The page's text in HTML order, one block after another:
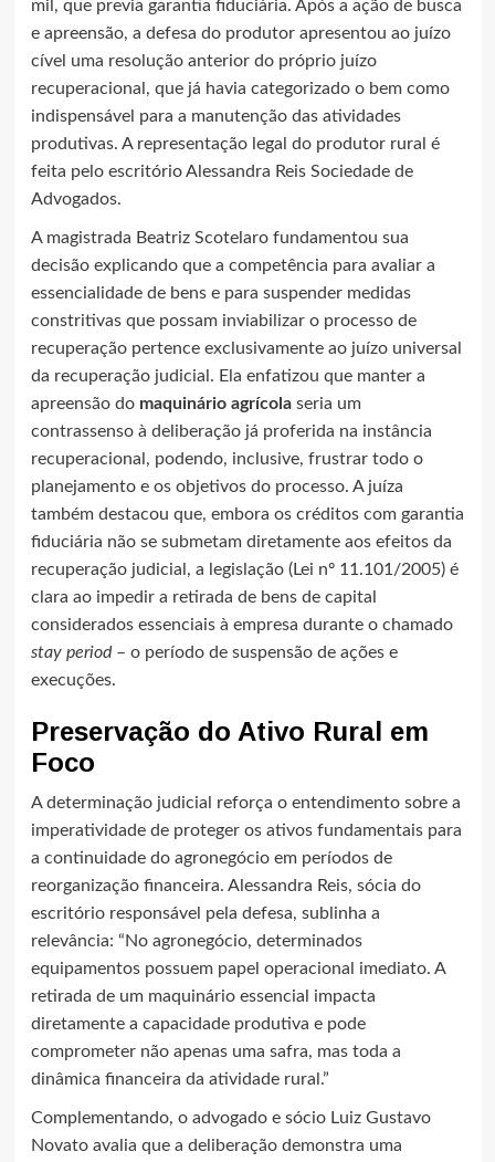
mil, que previa garantia fiduciária. Após a ação de busca
e apreensão, a defesa do produtor apresentou ao juízo
cível uma resolução anterior do próprio juízo
recuperacional, que já havia categorizado o bem como
indispensável para a manutenção das atividades
produtivas. A representação legal do produtor rural é
feita pelo escritório Alessandra Reis Sociedade de
Advogados.
A magistrada Beatriz Scotelaro fundamentou sua
decisão explicando que a competência para avaliar a
essencialidade de bens e para suspender medidas
constritivas que possam inviabilizar o processo de
recuperação pertence exclusivamente ao juízo universal
da recuperação judicial. Ela enfatizou que manter a
apreensão do maquinário agrícolaseria um
contrassenso à deliberação já proferida na instância
recuperacional, podendo, inclusive, frustrar todo o
planejamento e os objetivos do processo. A juíza
também destacou que, embora os créditos com garantia
fiduciária não se submetam diretamente aos efeitos da
recuperação judicial, a legislação (Lei nº 11.101/2005) é
clara ao impedir a retirada de bens de capital
considerados essenciais à empresa durante o chamado
stay period– o período de suspensão de ações e
execuções.
Preservação do Ativo Rural em
Foco
A determinação judicial reforça o entendimento sobre a
imperatividade de proteger os ativos fundamentais para
a continuidade do agronegócio em períodos de
reorganização financeira. Alessandra Reis, sócia do
escritório responsável pela defesa, sublinha a
relevância: “No agronegócio, determinados
equipamentos possuem papel operacional imediato. A
retirada de um maquinário essencial impacta
diretamente a capacidade produtiva e pode
comprometer não apenas uma safra, mas toda a
dinâmica financeira da atividade rural.”
Complementando, o advogado e sócio Luiz Gustavo
Novato avalia que a deliberação demonstra uma